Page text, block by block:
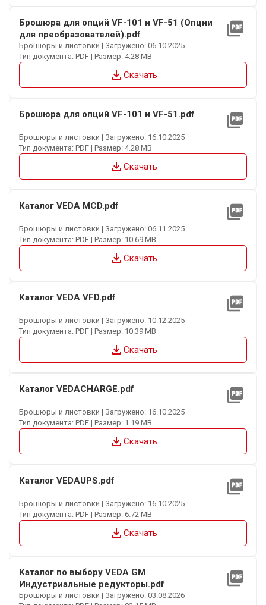
Брошюра для опций VF-101 и VF-51 (Опции
для преобразователей).pdf
picture_as_pdf
Брошюры и листовки | Загружено: 06.10.2025
Тип документа: PDF | Размер: 4.28 MB
file_download Скачать
Брошюра для опций VF-101 и VF-51.pdf picture_as_pdf
Брошюры и листовки | Загружено: 16.10.2025
Тип документа: PDF | Размер: 4.28 MB
file_download Скачать
Каталог VEDA MCD.pdf picture_as_pdf
Брошюры и листовки | Загружено: 06.11.2025
Тип документа: PDF | Размер: 10.69 MB
file_download Скачать
Каталог VEDA VFD.pdf picture_as_pdf
Брошюры и листовки | Загружено: 10.12.2025
Тип документа: PDF | Размер: 10.39 MB
file_download Скачать
Каталог VEDACHARGE.pdf picture_as_pdf
Брошюры и листовки | Загружено: 16.10.2025
Тип документа: PDF | Размер: 1.19 MB
file_download Скачать
Каталог VEDAUPS.pdf picture_as_pdf
Брошюры и листовки | Загружено: 16.10.2025
Тип документа: PDF | Размер: 6.72 MB
file_download Скачать
Каталог по выбору VEDA GM
Индустриальные редукторы.pdf
picture_as_pdf
Брошюры и листовки | Загружено: 03.08.2026